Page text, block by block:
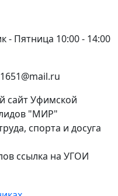
- Пятница 10:00 - 14:00
сайт Уфимской
"МИР"
спорта и досуга
ссылка на УГОИ